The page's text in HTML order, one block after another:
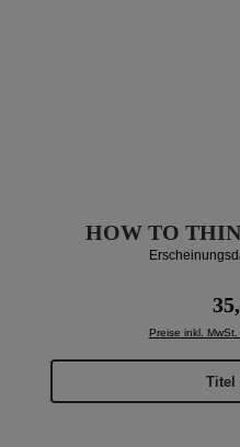
HOW TO
Preise inkl.
Titel